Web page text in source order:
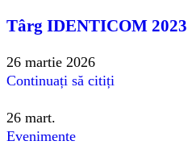
Târg IDENTICOM 2023
26 martie 2026
Continuați să citiți
26 mart.
Evenimente